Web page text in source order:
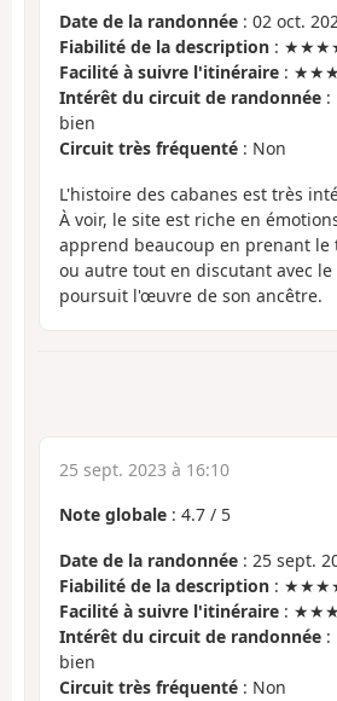
Date de la randonnée : 02 oct.
Fiabilité de la description :
Facilité à suivre l'itinéraire :
Intérêt du circuit de randonnée
bien
Circuit très fréquenté : Non
L'histoire des cabanes est très
À voir, le site est riche en
apprend beaucoup en prenant le
ou autre tout en discutant avec
poursuit l'œuvre de son ancêtre.
25 sept. 2023 à 16:10
Note globale : 4.7 / 5
Date de la randonnée : 25 sept.
Fiabilité de la description :
Facilité à suivre l'itinéraire :
Intérêt du circuit de randonnée
bien
Circuit très fréquenté : Non